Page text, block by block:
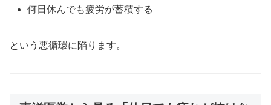
何日休んでも疲労が蓄積する
という悪循環に陥ります。